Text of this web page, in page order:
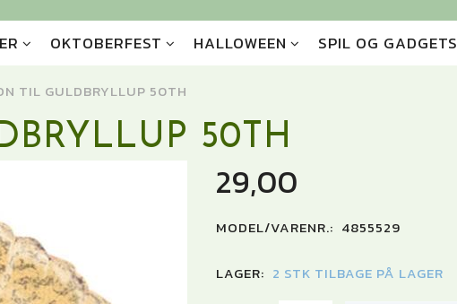
OKTOBERFEST HALLOWEEN SPIL OG GADGETS
TIL GULDBRYLLUP 50TH
50TH
29,00
MODEL/VARENR.: 4855529
LAGER: 2 STK TILBAGE PÅ LAGER